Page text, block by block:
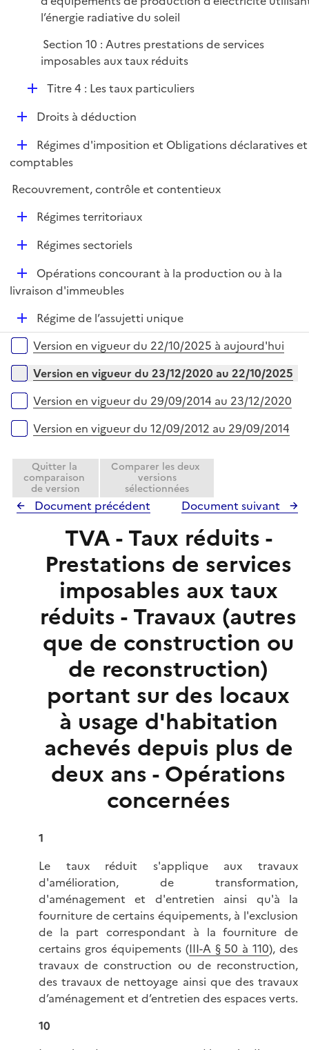
l’énergie radiative du soleil
Section 10 : Autres prestations de services
imposables aux taux réduits
D
p
l
i
e
r
Titre 4 : Les taux particuliers
D
l
e
Droits à déduction
D
é
l
Régimes d'imposition et Obligations déclaratives et
comptables
Recouvrement, contrôle et contentieux
D
e
Régimes territoriaux
D
l
r
Régimes sectoriels
D
é
e
r
Opérations concourant à la production ou à la
livraison d'immeubles
D
é
p
e
Régime de l’assujetti unique
Versions sur la période
Version en vigueur du 22/10/2025 à aujourd'hui
Version en vigueur du 23/12/2020 au 22/10/2025
Version en vigueur du 29/09/2014 au 23/12/2020
Version en vigueur du 12/09/2012 au 29/09/2014
Quitter la
comparaison
de version
Comparer les deux
versions
sélectionnées
Document précédent Document suivant
TVA - Taux réduits -
Prestations de services
imposables aux taux
réduits - Travaux (autres
que de construction ou
de reconstruction)
portant sur des locaux
à usage d'habitation
achevés depuis plus de
deux ans - Opérations
concernées
1
Le taux réduit s'applique aux travaux
d'amélioration, de transformation,
d'aménagement et d'entretien ainsi qu'à la
fourniture de certains équipements, à l'exclusion
de la part correspondant à la fourniture de
certains gros équipements (III-A § 50 à 110), des
travaux de construction ou de reconstruction,
des travaux de nettoyage ainsi que des travaux
d’aménagement et d’entretien des espaces verts.
10